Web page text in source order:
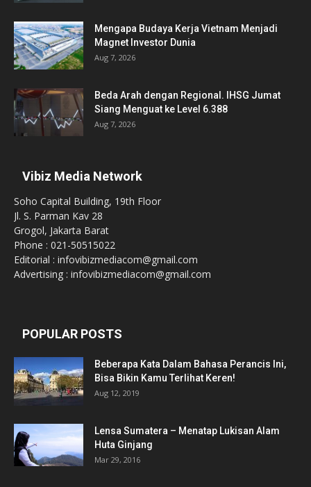
Mengapa Budaya Kerja Vietnam Menjadi
Magnet Investor Dunia
Aug 7, 2026
Beda Arah dengan Regional. IHSG Jumat
Siang Menguat ke Level 6.388
Aug 7, 2026
Vibiz Media Network
Soho Capital Building, 19th Floor
Jl. S. Parman Kav 28
Grogol, Jakarta Barat
Phone : 021-50515022
Editorial : infovibizmediacom@gmail.com
Advertising : infovibizmediacom@gmail.com
POPULAR POSTS
Beberapa Kata Dalam Bahasa Perancis Ini,
Bisa Bikin Kamu Terlihat Keren!
Aug 12, 2019
Lensa Sumatera – Menatap Lukisan Alam
Huta Ginjang
Mar 29, 2016